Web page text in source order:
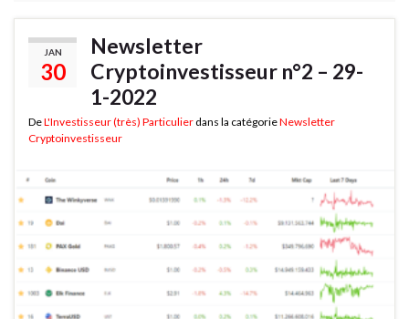
JAN
30
Newsletter
Cryptoinvestisseur n°2 – 29-
1-2022
DeL'Investisseur (très) Particulier dans la catégorieNewsletter
Cryptoinvestisseur